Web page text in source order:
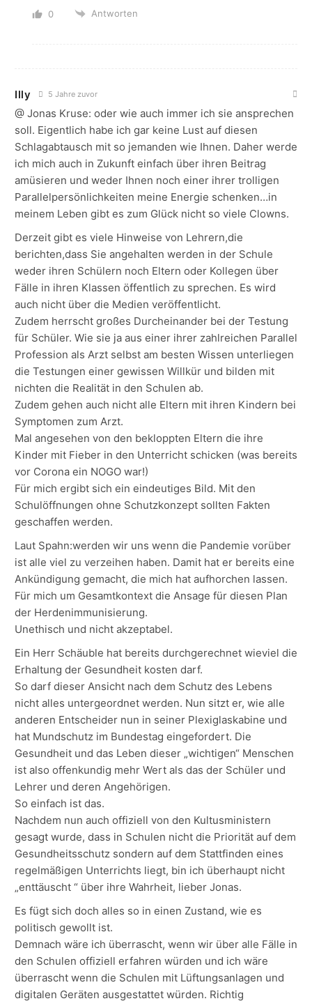
0 Antworten
Illy 5 Jahre zuvor
@ Jonas Kruse: oder wie auch immer ich sie ansprechen
soll. Eigentlich habe ich gar keine Lust auf diesen
Schlagabtausch mit so jemanden wie Ihnen. Daher werde
ich mich auch in Zukunft einfach über ihren Beitrag
amüsieren und weder Ihnen noch einer ihrer trolligen
Parallelpersönlichkeiten meine Energie schenken…in
meinem Leben gibt es zum Glück nicht so viele Clowns.
Derzeit gibt es viele Hinweise von Lehrern,die
berichten,dass Sie angehalten werden in der Schule
weder ihren Schülern noch Eltern oder Kollegen über
Fälle in ihren Klassen öffentlich zu sprechen. Es wird
auch nicht über die Medien veröffentlicht.
Zudem herrscht großes Durcheinander bei der Testung
für Schüler. Wie sie ja aus einer ihrer zahlreichen Parallel
Profession als Arzt selbst am besten Wissen unterliegen
die Testungen einer gewissen Willkür und bilden mit
nichten die Realität in den Schulen ab.
Zudem gehen auch nicht alle Eltern mit ihren Kindern bei
Symptomen zum Arzt.
Mal angesehen von den bekloppten Eltern die ihre
Kinder mit Fieber in den Unterricht schicken (was bereits
vor Corona ein NOGO war!)
Für mich ergibt sich ein eindeutiges Bild. Mit den
Schulöffnungen ohne Schutzkonzept sollten Fakten
geschaffen werden.
Laut Spahn:werden wir uns wenn die Pandemie vorüber
ist alle viel zu verzeihen haben. Damit hat er bereits eine
Ankündigung gemacht, die mich hat aufhorchen lassen.
Für mich um Gesamtkontext die Ansage für diesen Plan
der Herdenimmunisierung.
Unethisch und nicht akzeptabel.
Ein Herr Schäuble hat bereits durchgerechnet wieviel die
Erhaltung der Gesundheit kosten darf.
So darf dieser Ansicht nach dem Schutz des Lebens
nicht alles untergeordnet werden. Nun sitzt er, wie alle
anderen Entscheider nun in seiner Plexiglaskabine und
hat Mundschutz im Bundestag eingefordert. Die
Gesundheit und das Leben dieser „wichtigen“ Menschen
ist also offenkundig mehr Wert als das der Schüler und
Lehrer und deren Angehörigen.
So einfach ist das.
Nachdem nun auch offiziell von den Kultusministern
gesagt wurde, dass in Schulen nicht die Priorität auf dem
Gesundheitsschutz sondern auf dem Stattfinden eines
regelmäßigen Unterrichts liegt, bin ich überhaupt nicht
„enttäuscht “ über ihre Wahrheit, lieber Jonas.
Es fügt sich doch alles so in einen Zustand, wie es
politisch gewollt ist.
Demnach wäre ich überrascht, wenn wir über alle Fälle in
den Schulen offiziell erfahren würden und ich wäre
überrascht wenn die Schulen mit Lüftungsanlagen und
digitalen Geräten ausgestattet würden. Richtig